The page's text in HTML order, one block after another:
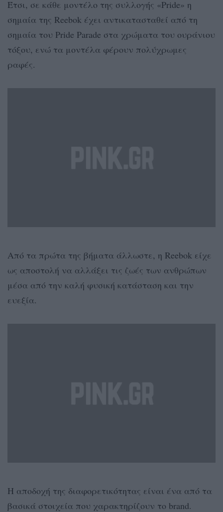
Έτσι, σε κάθε μοντέλο της συλλογής «Pride» η
σημαία της Reebok έχει αντικατασταθεί από τη
σημαία του Pride Parade στα χρώματα του ουράνιου
τόξου, ενώ τα μοντέλα φέρουν πολύχρωμες
ραφές.
Από τα πρώτα της βήματα άλλωστε, η Reebok είχε
ως αποστολή να αλλάξει τις ζωές των ανθρώπων
μέσα από την καλή φυσική κατάσταση και την
ευεξία.
Η αποδοχή της διαφορετικότητας είναι ένα από τα
βασικά στοιχεία που χαρακτηρίζουν το brand.